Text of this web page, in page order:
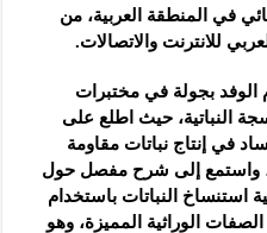
في المنطقة العربية، من
للانترنت والاتصالات.
الوفد بجولة في مختبرات
النباتية، حيث اطلع على
في إنتاج نباتات مقاومة
واستمع إلى شرح مفصل حول
استنساخ النباتات باستخدام
الوراثية المميزة، وهو